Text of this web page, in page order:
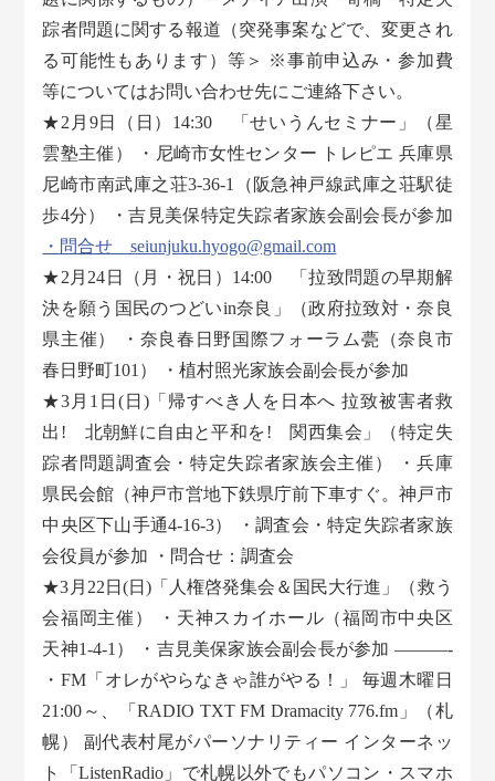
踪者問題に関する報道（突発事案などで、変更され
る可能性もあります）等＞ ※事前申込み・参加費
等についてはお問い合わせ先にご連絡下さい。
★2月9日（日）14:30 「せいうんセミナー」（星
雲塾主催） ・尼崎市女性センター トレピエ 兵庫県
尼崎市南武庫之荘3-36-1（阪急神戸線武庫之荘駅徒
歩4分） ・吉見美保特定失踪者家族会副会長が参加
・問合せ seiunjuku.hyogo@gmail.com
★2月24日（月・祝日）14:00 「拉致問題の早期解
決を願う国民のつどいin奈良」（政府拉致対・奈良
県主催） ・奈良春日野国際フォーラム甍（奈良市
春日野町101） ・植村照光家族会副会長が参加
★3月1日(日)「帰すべき人を日本へ 拉致被害者救
出! 北朝鮮に自由と平和を! 関西集会」（特定失
踪者問題調査会・特定失踪者家族会主催） ・兵庫
県民会館（神戸市営地下鉄県庁前下車すぐ。神戸市
中央区下山手通4-16-3） ・調査会・特定失踪者家族
会役員が参加 ・問合せ：調査会
★3月22日(日)「人権啓発集会＆国民大行進」（救う
会福岡主催） ・天神スカイホール（福岡市中央区
天神1-4-1） ・吉見美保家族会副会長が参加 ———-
・FM「オレがやらなきゃ誰がやる！」 毎週木曜日
21:00～、「RADIO TXT FM Dramacity 776.fm」（札
幌） 副代表村尾がパーソナリティー インターネッ
ト「ListenRadio」で札幌以外でもパソコン・スマホ